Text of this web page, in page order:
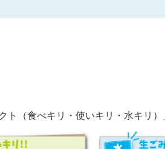
（食べキリ・使いキリ・水キリ）